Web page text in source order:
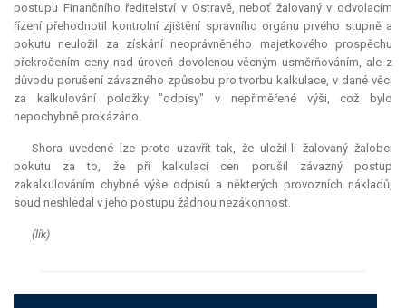
postupu Finančního ředitelství v Ostravě, neboť žalovaný v odvolacím
řízení přehodnotil kontrolní zjištění správního orgánu prvého stupně a
pokutu neuložil za získání neoprávněného majetkového prospěchu
překročením ceny nad úroveň dovolenou věcným usměrňováním, ale z
důvodu porušení závazného způsobu pro tvorbu kalkulace, v dané věci
za kalkulování položky "odpisy" v nepřiměřené výši, což bylo
nepochybně prokázáno.
Shora uvedené lze proto uzavřít tak, že uložil-li žalovaný žalobci
pokutu za to, že při kalkulaci cen porušil závazný postup
zakalkulováním chybné výše odpisů a některých provozních nákladů,
soud neshledal v jeho postupu žádnou nezákonnost.
(lík)